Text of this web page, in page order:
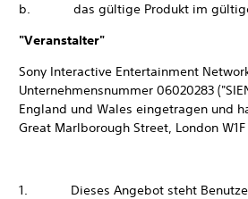
b. das gültige Produkt im
"Veranstalter"
Sony Interactive Entertainment
Unternehmensnummer 06020283
England und Wales eingetragen und
Great Marlborough Street, London
1. Dieses Angebot steht